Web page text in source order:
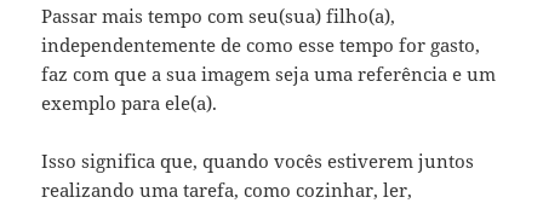
Passar mais tempo com seu(sua) filho(a),
independentemente de como esse tempo for gasto,
faz com que a sua imagem seja uma referência e um
exemplo para ele(a).
Isso significa que, quando vocês estiverem juntos
realizando uma tarefa, como cozinhar, ler,